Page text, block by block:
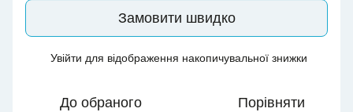
Замовити швидко
Увійти для відображення накопичувальної знижки
До обраного Порівняти